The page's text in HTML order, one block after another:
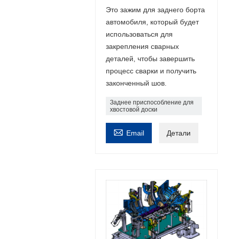
Это зажим для заднего борта
автомобиля, который будет
использоваться для
закрепления сварных
деталей, чтобы завершить
процесс сварки и получить
законченный шов.
Заднее приспособление для
хвостовой доски
 Email Детали